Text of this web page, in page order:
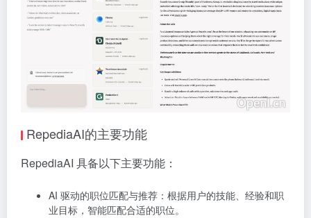
RepediaAI的主要功能
RepediaAI 具备以下主要功能：
AI 驱动的职位匹配与推荐：根据用户的技能、经验和职
业目标，智能匹配合适的职位。